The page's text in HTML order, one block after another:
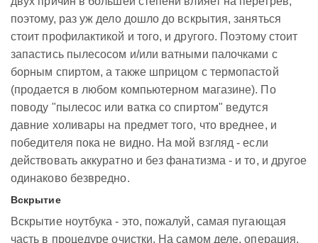
поэтому, раз уж дело дошло до вскрытия, заняться
стоит профилактикой и того, и другого. Поэтому стоит
запастись пылесосом и/или ватными палочками с
борным спиртом, а также шприцом с термопастой
(продается в любом компьютерном магазине). По
поводу "пылесос или ватка со спиртом" ведутся
давние холивары на предмет того, что вреднее, и
победителя пока не видно. На мой взгляд - если
действовать аккуратно и без фанатизма - и то, и другое
одинаково безвредно.
Вскрытие
Вскрытие ноутбука - это, пожалуй, самая пугающая
часть в процедуре очистки. На самом деле, операция,